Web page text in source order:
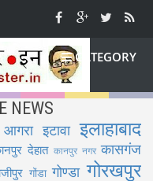
CATEGORY
NEWS
आगरा इटावा इलाहाबाद
देहात कानपुर नगर कासगंज
गोंडा गोण्डा गोरखपुर